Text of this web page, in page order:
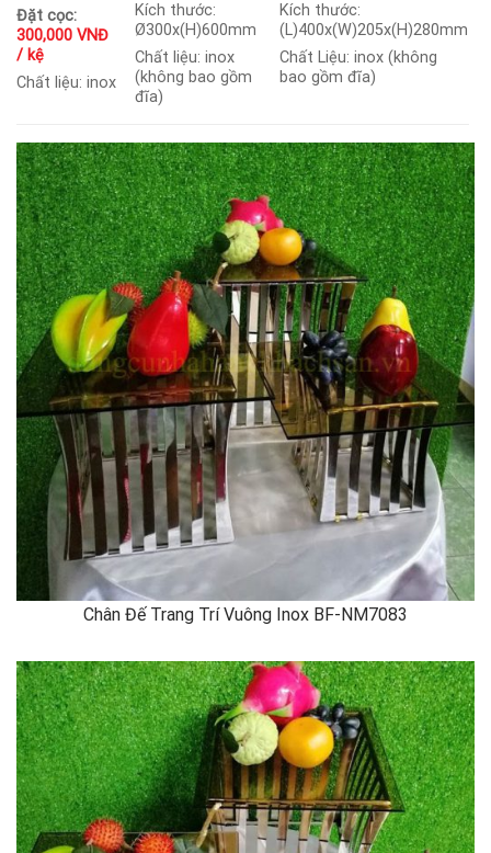
Đặt cọc:
300,000 VNĐ
/ kệ
Chất liệu: inox
Kích thước:
Ø300x(H)600mm
Chất liệu: inox
(không bao gồm
đĩa)
Kích thước:
(L)400x(W)205x(H)280mm
Chất Liệu: inox (không
bao gồm đĩa)
Chân Đế Trang Trí Vuông Inox BF-NM7083